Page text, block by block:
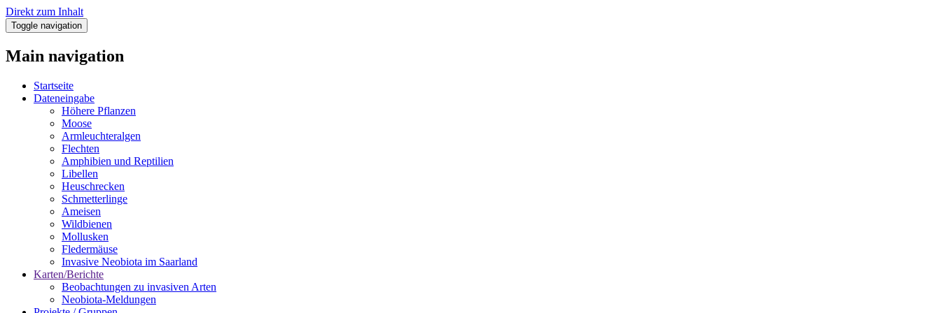
Direkt zum Inhalt
Toggle navigation
Main navigation
Startseite
Dateneingabe
Höhere Pflanzen
Moose
Armleuchteralgen
Flechten
Amphibien und Reptilien
Libellen
Heuschrecken
Schmetterlinge
Ameisen
Wildbienen
Mollusken
Fledermäuse
Invasive Neobiota im Saarland
Karten/Berichte
Beobachtungen zu invasiven Arten
Neobiota-Meldungen